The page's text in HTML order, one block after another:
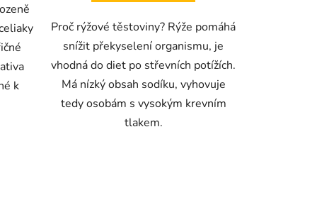
k
Proč rýžové těstoviny? Rýže pomáhá
snížit překyselení organismu, je
vhodná do diet po střevních potížích.
Má nízký obsah sodíku, vyhovuje
tedy osobám s vysokým krevním
tlakem.